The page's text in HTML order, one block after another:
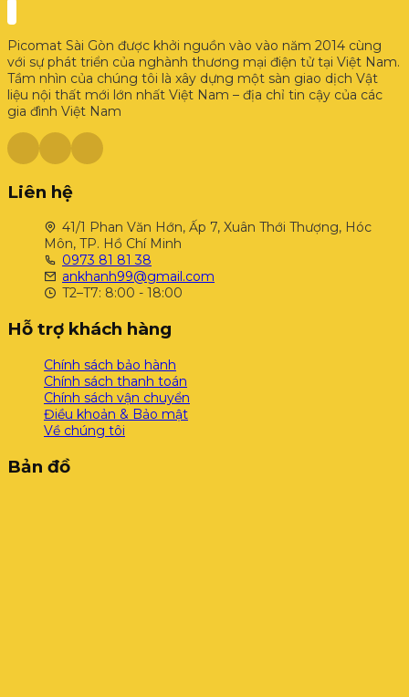
Picomat Sài Gòn được khởi nguồn vào vào năm 2014 cùng
với sự phát triển của nghành thương mại điện tử tại Việt Nam.
Tầm nhìn của chúng tôi là xây dựng một sàn giao dịch Vật
liệu nội thất mới lớn nhất Việt Nam – địa chỉ tin cậy của các
gia đình Việt Nam
Liên hệ
41/1 Phan Văn Hớn, Ấp 7, Xuân Thới Thượng, Hóc
Môn, TP. Hồ Chí Minh
0973 81 81 38
ankhanh99@gmail.com
T2–T7: 8:00 - 18:00
Hỗ trợ khách hàng
Chính sách bảo hành
Chính sách thanh toán
Chính sách vận chuyển
Điều khoản & Bảo mật
Về chúng tôi
Bản đồ